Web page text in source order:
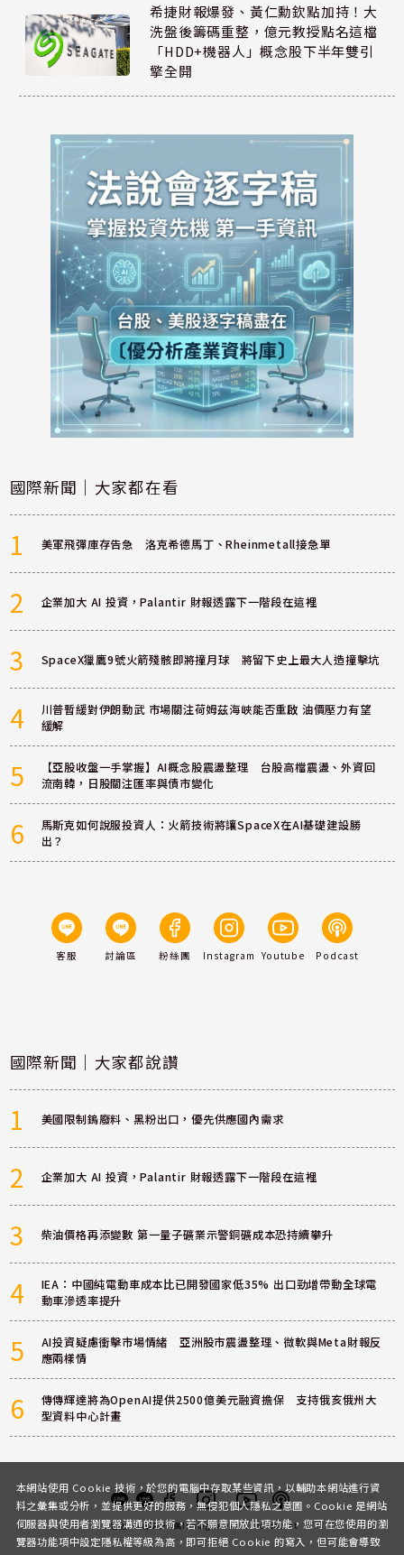
希捷財報爆發、黃仁勳欽點加持！大
洗盤後籌碼重整，億元教授點名這檔
「HDD+機器人」概念股下半年雙引
擎全開
國際新聞｜大家都在看
1 美軍飛彈庫存告急 洛克希德馬丁、Rheinmetall接急單
2 企業加大 AI 投資，Palantir 財報透露下一階段在這裡
3 SpaceX獵鷹9號火箭殘骸即將撞月球 將留下史上最大人造撞擊坑
4
川普暫緩對伊朗動武 市場關注荷姆茲海峽能否重啟 油價壓力有望
緩解
5
【亞股收盤一手掌握】AI概念股震盪整理 台股高檔震盪、外資回
流南韓，日股關注匯率與債市變化
6
馬斯克如何說服投資人：火箭技術將讓SpaceX在AI基礎建設勝
出？
客服 討論區 粉絲團 Instagram Youtube Podcast
國際新聞｜大家都說讚
1 美國限制鎢廢料、黑粉出口，優先供應國內需求
2 企業加大 AI 投資，Palantir 財報透露下一階段在這裡
3 柴油價格再添變數 第一量子礦業示警銅礦成本恐持續攀升
4
IEA：中國純電動車成本比已開發國家低35% 出口勁增帶動全球電
動車滲透率提升
5
AI投資疑慮衝擊市場情緒 亞洲股市震盪整理、微軟與Meta財報反
應兩樣情
6
傳傳輝達將為OpenAI提供2500億美元融資擔保 支持俄亥俄州大
型資料中心計畫
客服 討論區粉絲團InstagramYoutubePodcast
本網站使用 Cookie 技術，於您的電腦中存取某些資訊，以輔助本網站進行資
料之彙集或分析，並提供更好的服務，無侵犯個人隱私之意圖。Cookie 是網站
伺服器與使用者瀏覽器溝通的技術，若不願意開放此項功能，您可在您使用的瀏
覽器功能項中設定隱私權等級為高，即可拒絕 Cookie 的寫入，但可能會導致